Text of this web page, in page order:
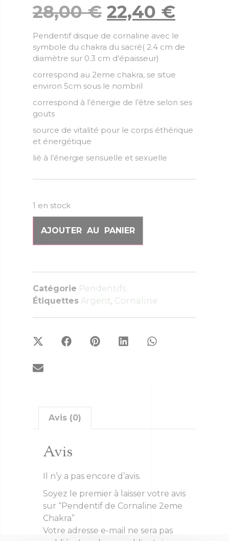
28,00€ 22,40 €
Pendentif disque de cornaline avec le
symbole du chakra du sacré( 2.4 cm de
diamètre sur 0.3 cm d’épaisseur)
correspond au 2eme chakra, se situe
environ 5cm sous le nombril
correspond à l’énergie de l’être selon ses
gouts
source de vitalité pour le corps éthérique
et énergétique
lié à l’énergie sensuelle et sexuelle
1 en stock
AJOUTER AU PANIER
Catégorie Pendentifs
Étiquettes Argent, Cornaline
Avis (0)
Avis
Il n’y a pas encore d’avis.
Soyez le premier à laisser votre avis
sur “Pendentif de Cornaline 2eme
Chakra”
Votre adresse e-mail ne sera pas